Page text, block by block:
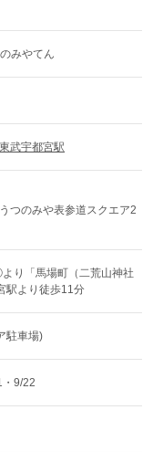
みやてん
東武宇都宮駅
り「馬場町（二荒山神社
駅より徒歩11分
駐車場)
9/22